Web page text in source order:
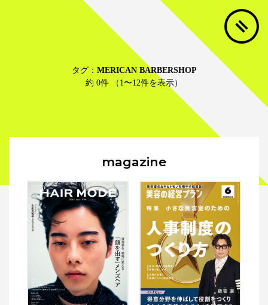
タグ： MERICAN BARBERSHOP
約 0件 （1〜12件を表示）
magazine